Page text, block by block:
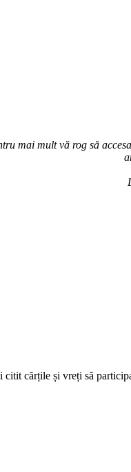
mai mult vă rog să
cărțile și vreți să